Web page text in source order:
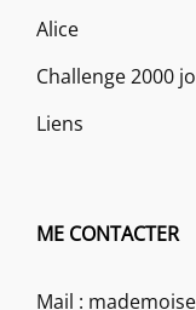
Alice
Challenge 2000
Liens
ME CONTACTER
Mail :